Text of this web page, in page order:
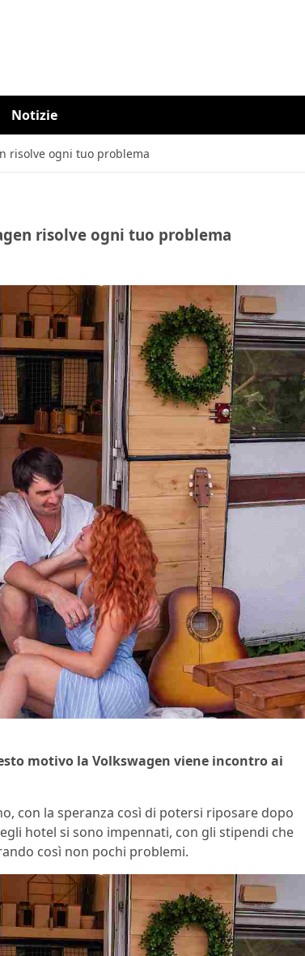
Notizie
risolve ogni tuo problema
risolve ogni tuo problema
motivo la Volkswagen viene incontro ai
con la speranza così di potersi riposare dopo
hotel si sono impennati, con gli stipendi che
così non pochi problemi.